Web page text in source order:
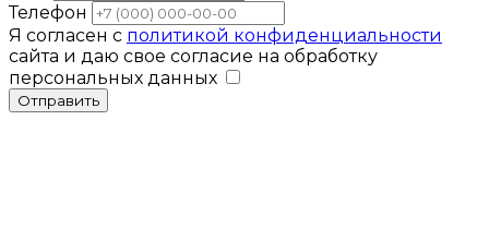
Телефон
Я согласен с политикой конфиденциальности
сайта и даю свое согласие на обработку
персональных данных
Отправить